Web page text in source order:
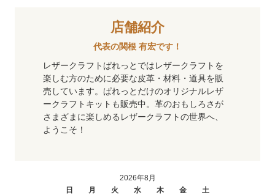
店舗紹介
代表の関根 有宏です！
レザークラフトぱれっとではレザークラフトを
楽しむ方のために必要な皮革・材料・道具を販
売しています。ぱれっとだけのオリジナルレザ
ークラフトキットも販売中。革のおもしろさが
さまざまに楽しめるレザークラフトの世界へ、
ようこそ！
2026年8月
日
月 火 水 木 金
土